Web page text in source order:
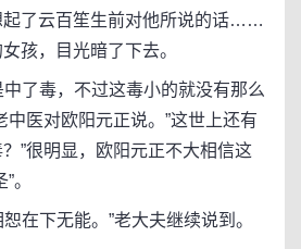
起了云百笙生前对他所说的话……
孩，目光暗了下去。
了毒，不过这毒小的就没有那么
中医对欧阳元正说。”这世上还有
”很明显，欧阳元正不大相信这
。
下无能。”老大夫继续说到。